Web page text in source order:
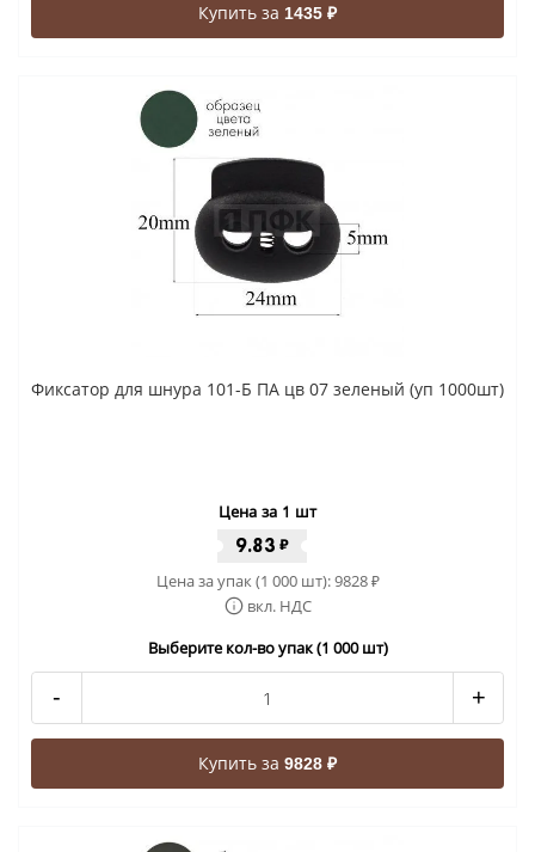
Купить за 1435 ₽
Фиксатор для шнура 101-Б ПА цв 07 зеленый (уп 1000шт)
Цена за 1 шт
9.83 ₽
Цена за упак (1 000 шт):9828₽
вкл. НДС
Выберите кол-во упак (1 000 шт)
- +
Купить за 9828 ₽